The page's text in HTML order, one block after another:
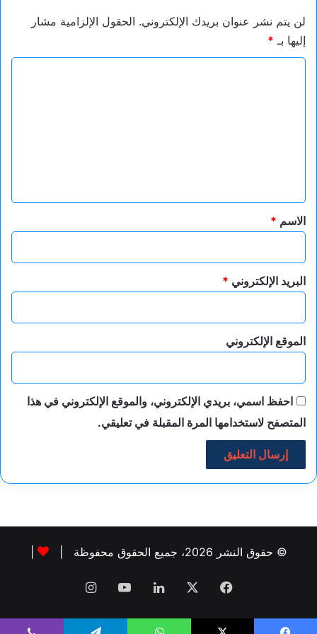
لن يتم نشر عنوان بريدك الإلكتروني. الحقول الإلزامية مشار
إليها بـ *
*
الاسم *
البريد الإلكتروني *
الموقع الإلكتروني
احفظ اسمي، بريدي الإلكتروني، والموقع الإلكتروني في هذا
المتصفح لاستخدامها المرة المقبلة في تعليقي.
© حقوق النشر 2026، جميع الحقوق محفوظة |
فيسبوك لينكدإن‫YouTubeانستقرام